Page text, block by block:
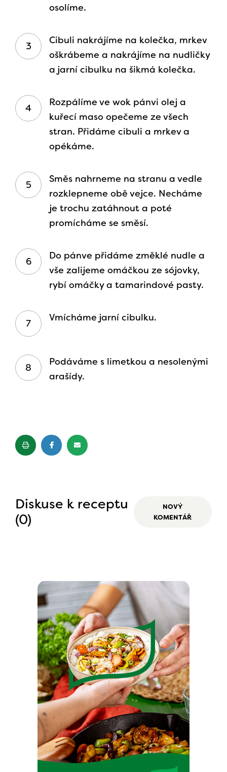
osolíme.
Cibuli nakrájíme na kolečka, mrkev
oškrábeme a nakrájíme na nudličky
a jarní cibulku na šikmá kolečka.
Rozpálíme ve wok pánvi olej a
kuřecí maso opečeme ze všech
stran. Přidáme cibuli a mrkev a
opékáme.
Směs nahrneme na stranu a vedle
rozklepneme obě vejce. Necháme
je trochu zatáhnout a poté
promícháme se směsí.
Do pánve přidáme změklé nudle a
vše zalijeme omáčkou ze sójovky,
rybí omáčky a tamarindové pasty.
Vmícháme jarní cibulku.
Podáváme s limetkou a nesolenými
arašídy.
Diskuse k receptu
(0)
NOVÝ
KOMENTÁŘ